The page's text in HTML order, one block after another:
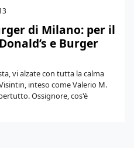
di Milano: per il
e Burger
vi alzate con tutta la calma
inteso come Valerio M.
Ossignore, cos'è